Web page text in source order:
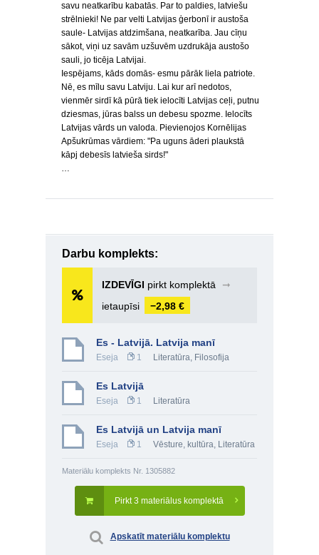
savu neatkarību kabatās. Par to paldies, latviešu
strēlnieki! Ne par velti Latvijas ģerbonī ir austoša
saule- Latvijas atdzimšana, neatkarība. Jau cīņu
sākot, viņi uz savām uzšuvēm uzdrukāja austošo
sauli, jo ticēja Latvijai.
Iespējams, kāds domās- esmu pārāk liela patriote.
Nē, es mīlu savu Latviju. Lai kur arī nedotos,
vienmēr sirdī kā pūrā tiek ielocīti Latvijas ceļi, putnu
dziesmas, jūras balss un debesu spozme. Ielocīts
Latvijas vārds un valoda. Pievienojos Kornēlijas
Apšukrūmas vārdiem: "Pa uguns āderi plaukstā
kāpj debesīs latvieša sirds!"
…
Darbu komplekts:
IZDEVĪGI pirkt komplektā
➞
ietaupīsi
−2,98 €
Es - Latvijā. Latvija manī
Eseja 1 Literatūra, Filosofija
Es Latvijā
Eseja 1 Literatūra
Es Latvijā un Latvija manī
Eseja 1 Vēsture, kultūra, Literatūra
Materiālu komplekts Nr. 1305882
Pirkt 3 materiālus komplektā
Apskatīt materiālu komplektu